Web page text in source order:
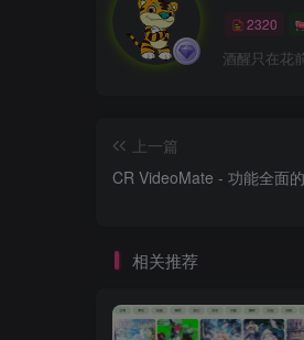
2320
酒醒只在花
上一篇
CR VideoMate - 功能全面
相关推荐